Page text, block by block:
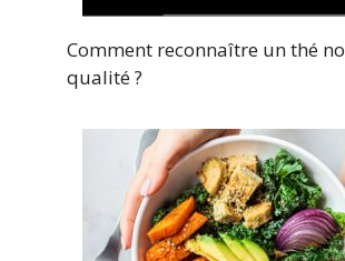
Comment reconnaître un thé
qualité ?